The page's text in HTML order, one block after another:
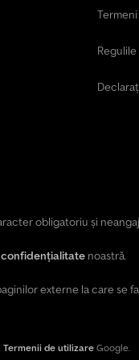
obligatoriu și
confidențialitate noastră.
externe la care se
Termenii de utilizare Google.